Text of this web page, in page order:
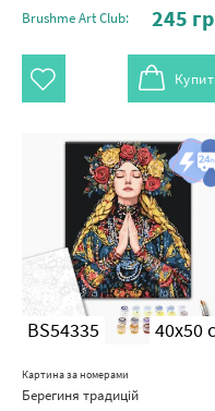
Brushme Art Club: 245
BS54335 40x50
Картина за номерами
Берегиня традицій